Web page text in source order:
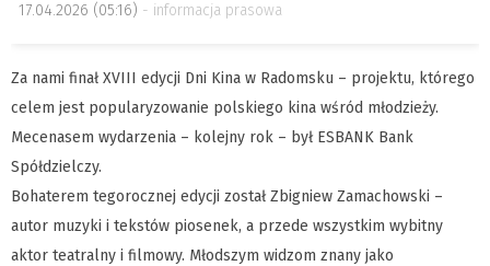
17.04.2026 (05:16) informacja prasowa
Za nami finał XVIII edycji Dni Kina w Radomsku – projektu, którego
celem jest popularyzowanie polskiego kina wśród młodzieży.
Mecenasem wydarzenia – kolejny rok – był ESBANK Bank
Spółdzielczy.
Bohaterem tegorocznej edycji został Zbigniew Zamachowski –
autor muzyki i tekstów piosenek, a przede wszystkim wybitny
aktor teatralny i filmowy. Młodszym widzom znany jako